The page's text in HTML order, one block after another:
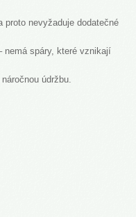
nevyžaduje dodatečné
nemá spáry, které vznikají
údržbu.